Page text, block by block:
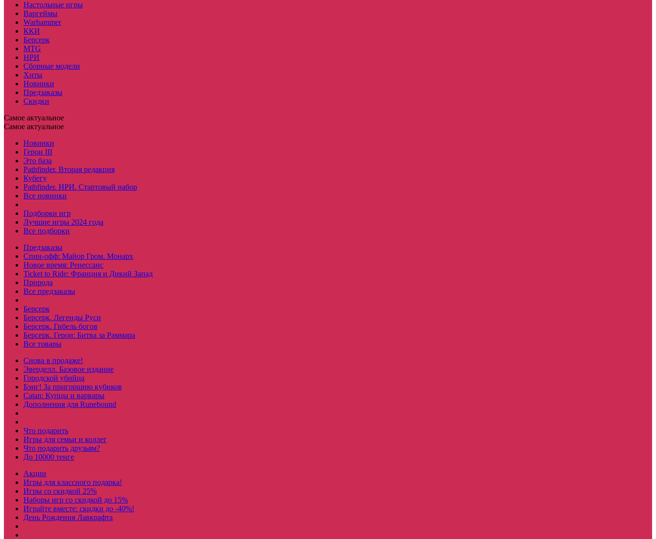
Настольные игры
Варгеймы
Warhammer
ККИ
Берсерк
MTG
НРИ
Сборные модели
Хиты
Новинки
Предзаказы
Скидки
Самое актуальное
Самое актуальное
Новинки
Герои III
Это база
Pathfinder. Вторая редакция
Кубегу
Pathfinder. НРИ. Стартовый набор
Все новинки
Подборки игр
Лучшие игры 2024 года
Все подборки
Предзаказы
Спин-офф: Майор Гром. Монарх
Новое время: Ренессанс
Ticket to Ride: Франция и Дикий Запад
Природа
Все предзаказы
Берсерк
Берсерк. Легенды Руси
Берсерк. Гибель богов
Берсерк. Герои: Битва за Раммара
Все товары
Снова в продаже!
Эверделл. Базовое издание
Городской убийца
Бэнг! За пригоршню кубиков
Catan: Купцы и варвары
Дополнения для Runebound
Что подарить
Игры для семьи и коллег
Что подарить друзьям?
До 10000 тенге
Акции
Игры для классного подарка!
Игры со скидкой 25%
Наборы игр со скидкой до 15%
Играйте вместе: скидки до -40%!
День Рождения Лавкрафта